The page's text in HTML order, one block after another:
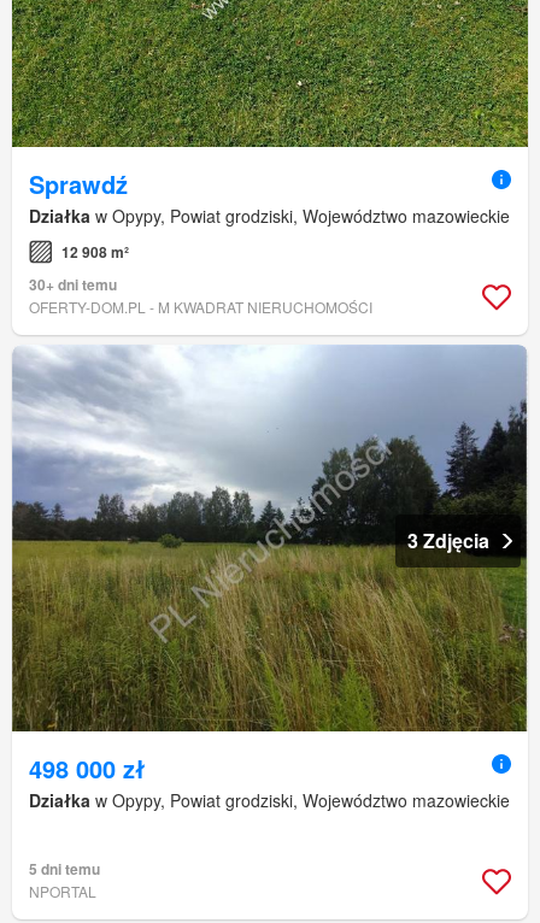
Sprawdź
Działka w Opypy, Powiat grodziski, Województwo mazowieckie
12 908 m²
30+ dni temu
OFERTY-DOM.PL - M KWADRAT NIERUCHOMOŚCI
3 Zdjęcia
498 000 zł
Działka w Opypy, Powiat grodziski, Województwo mazowieckie
5 dni temu
NPORTAL